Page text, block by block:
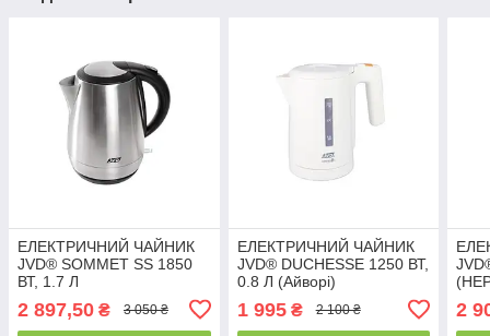
ЕЛЕКТРИЧНИЙ ЧАЙНИК
JVD® SOMMET SS 1850
ВТ, 1.7 Л
(НЕРЖАВЕЮЩАЯ СТАЛЬ,
матові)
2 897,50 ₴ 3 050 ₴
ЕЛЕКТРИЧНИЙ ЧАЙНИК
JVD® DUCHESSE 1250 ВТ,
0.8 Л (Айворі)
1 995₴ 2 100 ₴ 2